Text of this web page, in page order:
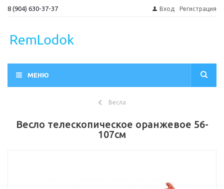
8 (904) 630-37-37 Вход Регистрация
МЕНЮ
Весла
Весло телескопическое оранжевое 56-
107см